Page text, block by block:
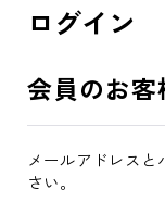
ログイン
会員のお客
メールアドレス
さい。